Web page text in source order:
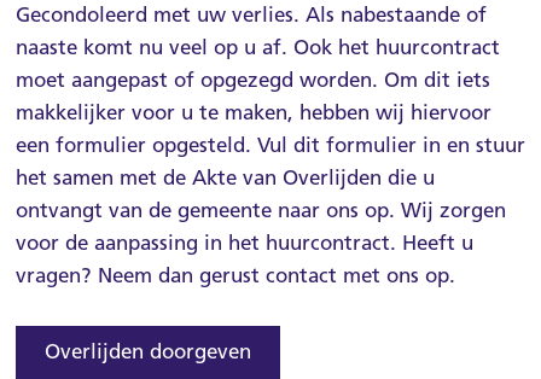
Woonplezier
Projecten
Over Weller
MijnWeller
Contact
Gecondoleerd met uw verlies. Als nabestaande of
naaste komt nu veel op u af. Ook het huurcontract
moet aangepast of opgezegd worden. Om dit iets
makkelijker voor u te maken, hebben wij hiervoor
een formulier opgesteld. Vul dit formulier in en stuur
het samen met de Akte van Overlijden die u
ontvangt van de gemeente naar ons op. Wij zorgen
voor de aanpassing in het huurcontract. Heeft u
vragen? Neem dan gerust contact met ons op.
Overlijden doorgeven